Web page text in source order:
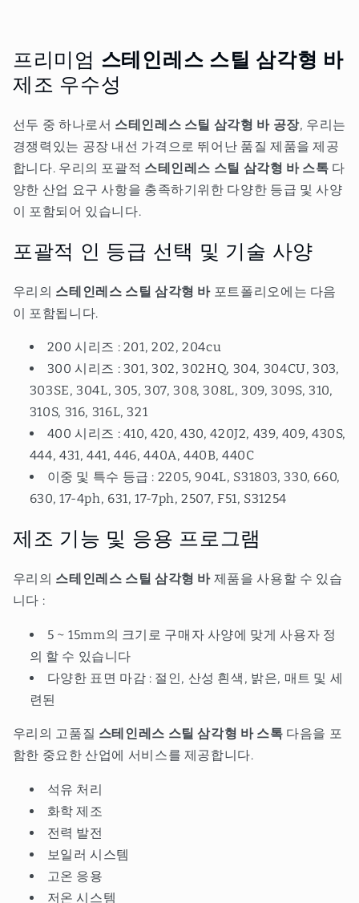
프리미엄 스테인레스 스틸 삼각형 바
제조 우수성
선두 중 하나로서 스테인레스 스틸 삼각형 바 공장, 우리는
경쟁력있는 공장 내선 가격으로 뛰어난 품질 제품을 제공
합니다. 우리의 포괄적 스테인레스 스틸 삼각형 바 스톡 다
양한 산업 요구 사항을 충족하기위한 다양한 등급 및 사양
이 포함되어 있습니다.
포괄적 인 등급 선택 및 기술 사양
우리의 스테인레스 스틸 삼각형 바 포트폴리오에는 다음
이 포함됩니다.
200 시리즈 : 201, 202, 204cu
300 시리즈 : 301, 302, 302HQ, 304, 304CU, 303,
303SE, 304L, 305, 307, 308, 308L, 309, 309S, 310,
310S, 316, 316L, 321
400 시리즈 : 410, 420, 430, 420J2, 439, 409, 430S,
444, 431, 441, 446, 440A, 440B, 440C
이중 및 특수 등급 : 2205, 904L, S31803, 330, 660,
630, 17-4ph, 631, 17-7ph, 2507, F51, S31254
제조 기능 및 응용 프로그램
우리의 스테인레스 스틸 삼각형 바 제품을 사용할 수 있습
니다 :
5 ~ 15mm의 크기로 구매자 사양에 맞게 사용자 정
의 할 수 있습니다
다양한 표면 마감 : 절인, 산성 흰색, 밝은, 매트 및 세
련된
우리의 고품질 스테인레스 스틸 삼각형 바 스톡 다음을 포
함한 중요한 산업에 서비스를 제공합니다.
석유 처리
화학 제조
전력 발전
보일러 시스템
고온 응용
저온 시스템